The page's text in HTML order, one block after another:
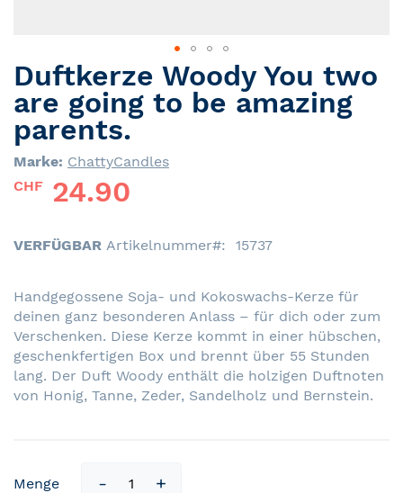
Skip
to
the
beginning
of
the
images
Duftkerze Woody You two
are going to be amazing
parents.
Marke: ChattyCandles
CHF 24.90
VERFÜGBAR Artikelnummer 15737
Handgegossene Soja- und Kokoswachs-Kerze für
deinen ganz besonderen Anlass – für dich oder zum
Verschenken. Diese Kerze kommt in einer hübschen,
geschenkfertigen Box und brennt über 55 Stunden
lang. Der Duft Woody enthält die holzigen Duftnoten
von Honig, Tanne, Zeder, Sandelholz und Bernstein.
Menge